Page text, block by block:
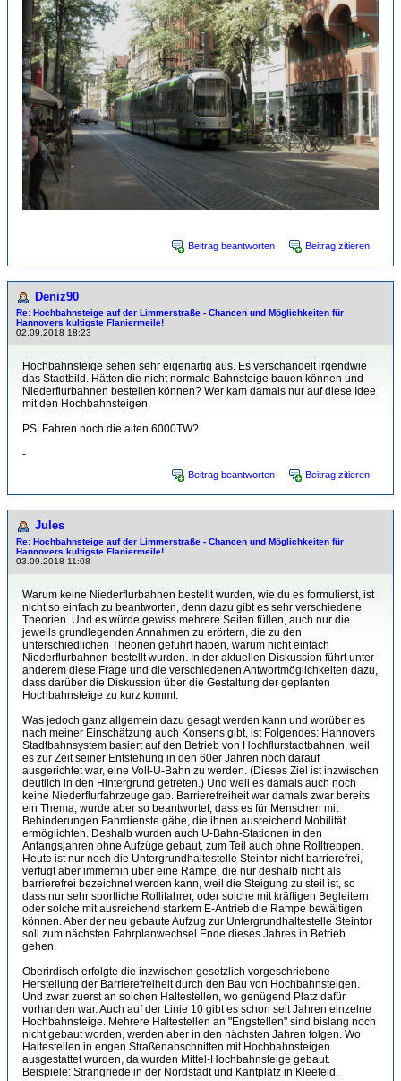
Beitrag beantworten Beitrag zitieren
Deniz90
Re: Hochbahnsteige auf der Limmerstraße - Chancen und Möglichkeiten für
Hannovers kultigste Flaniermeile!
02.09.2018 18:23
Hochbahnsteige sehen sehr eigenartig aus. Es verschandelt irgendwie
das Stadtbild. Hätten die nicht normale Bahnsteige bauen können und
Niederflurbahnen bestellen können? Wer kam damals nur auf diese Idee
mit den Hochbahnsteigen.
PS: Fahren noch die alten 6000TW?
-
Beitrag beantworten Beitrag zitieren
Jules
Re: Hochbahnsteige auf der Limmerstraße - Chancen und Möglichkeiten für
Hannovers kultigste Flaniermeile!
03.09.2018 11:08
Warum keine Niederflurbahnen bestellt wurden, wie du es formulierst, ist
nicht so einfach zu beantworten, denn dazu gibt es sehr verschiedene
Theorien. Und es würde gewiss mehrere Seiten füllen, auch nur die
jeweils grundlegenden Annahmen zu erörtern, die zu den
unterschiedlichen Theorien geführt haben, warum nicht einfach
Niederflurbahnen bestellt wurden. In der aktuellen Diskussion führt unter
anderem diese Frage und die verschiedenen Antwortmöglichkeiten dazu,
dass darüber die Diskussion über die Gestaltung der geplanten
Hochbahnsteige zu kurz kommt.
Was jedoch ganz allgemein dazu gesagt werden kann und worüber es
nach meiner Einschätzung auch Konsens gibt, ist Folgendes: Hannovers
Stadtbahnsystem basiert auf den Betrieb von Hochflurstadtbahnen, weil
es zur Zeit seiner Entstehung in den 60er Jahren noch darauf
ausgerichtet war, eine Voll-U-Bahn zu werden. (Dieses Ziel ist inzwischen
deutlich in den Hintergrund getreten.) Und weil es damals auch noch
keine Niederflurfahrzeuge gab. Barrierefreiheit war damals zwar bereits
ein Thema, wurde aber so beantwortet, dass es für Menschen mit
Behinderungen Fahrdienste gäbe, die ihnen ausreichend Mobilität
ermöglichten. Deshalb wurden auch U-Bahn-Stationen in den
Anfangsjahren ohne Aufzüge gebaut, zum Teil auch ohne Rolltreppen.
Heute ist nur noch die Untergrundhaltestelle Steintor nicht barrierefrei,
verfügt aber immerhin über eine Rampe, die nur deshalb nicht als
barrierefrei bezeichnet werden kann, weil die Steigung zu steil ist, so
dass nur sehr sportliche Rollifahrer, oder solche mit kräftigen Begleitern
oder solche mit ausreichend starkem E-Antrieb die Rampe bewältigen
können. Aber der neu gebaute Aufzug zur Untergrundhaltestelle Steintor
soll zum nächsten Fahrplanwechsel Ende dieses Jahres in Betrieb
gehen.
Oberirdisch erfolgte die inzwischen gesetzlich vorgeschriebene
Herstellung der Barrierefreiheit durch den Bau von Hochbahnsteigen.
Und zwar zuerst an solchen Haltestellen, wo genügend Platz dafür
vorhanden war. Auch auf der Linie 10 gibt es schon seit Jahren einzelne
Hochbahnsteige. Mehrere Haltestellen an "Engstellen" sind bislang noch
nicht gebaut worden, werden aber in den nächsten Jahren folgen. Wo
Haltestellen in engen Straßenabschnitten mit Hochbahnsteigen
ausgestattet wurden, da wurden Mittel-Hochbahnsteige gebaut.
Beispiele: Strangriede in der Nordstadt und Kantplatz in Kleefeld.